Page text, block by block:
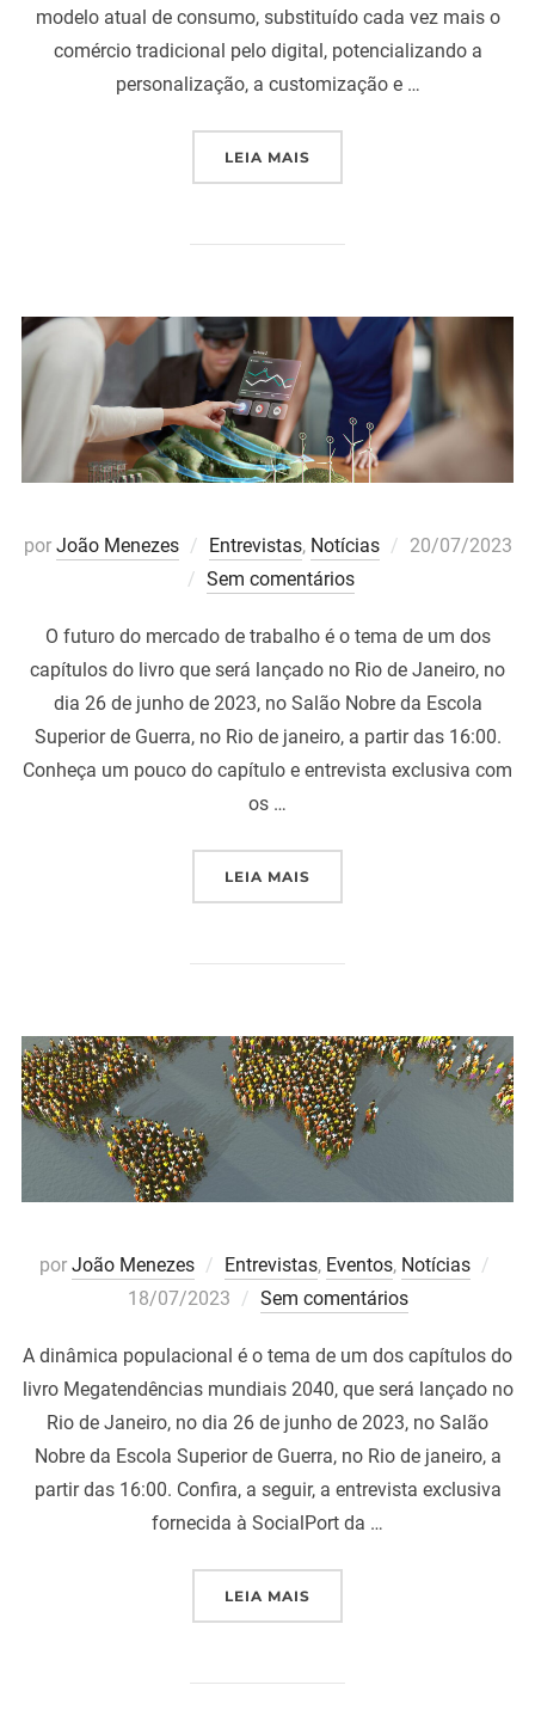
modelo atual de consumo, substituído cada vez mais o
comércio tradicional pelo digital, potencializando a
personalização, a customização e …
LEIA MAIS
por João Menezes Entrevistas, Notícias
Postado
20/07/2023
Sem comentários
O futuro do mercado de trabalho é o tema de um dos
capítulos do livro que será lançado no Rio de Janeiro, no
dia 26 de junho de 2023, no Salão Nobre da Escola
Superior de Guerra, no Rio de janeiro, a partir das 16:00.
Conheça um pouco do capítulo e entrevista exclusiva com
os …
LEIA MAIS
por João Menezes Entrevistas, Eventos, Notícias
18/07/2023 Sem comentários
A dinâmica populacional é o tema de um dos capítulos do
livro Megatendências mundiais 2040, que será lançado no
Rio de Janeiro, no dia 26 de junho de 2023, no Salão
Nobre da Escola Superior de Guerra, no Rio de janeiro, a
partir das 16:00. Confira, a seguir, a entrevista exclusiva
fornecida à SocialPort da …
LEIA MAIS